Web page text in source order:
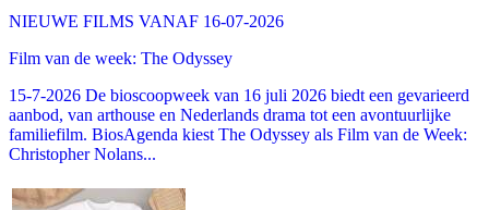
NIEUWE FILMS VANAF 16-07-2026
Film van de week: The Odyssey
15-7-2026 De bioscoopweek van 16 juli 2026 biedt een gevarieerd
aanbod, van arthouse en Nederlands drama tot een avontuurlijke
familiefilm. BiosAgenda kiest The Odyssey als Film van de Week:
Christopher Nolans...